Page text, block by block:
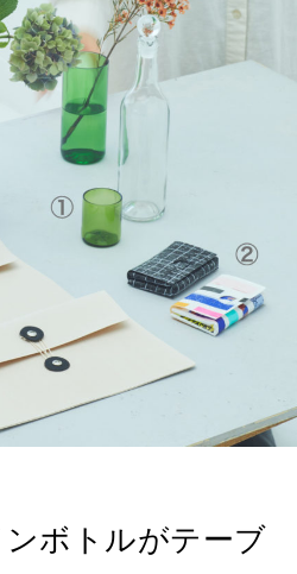
が 教えてくれた 本当の歩き方。」
ドが生まれる 新しい一流店へ。」
き”に出会いに。韓国」
つくる、学びの教科書。」
スイーツ予想図 2026」
運を掴む 新・開運術。」
猫がいれば、幸せ」
MOOK
US!
ボトルがテーブ